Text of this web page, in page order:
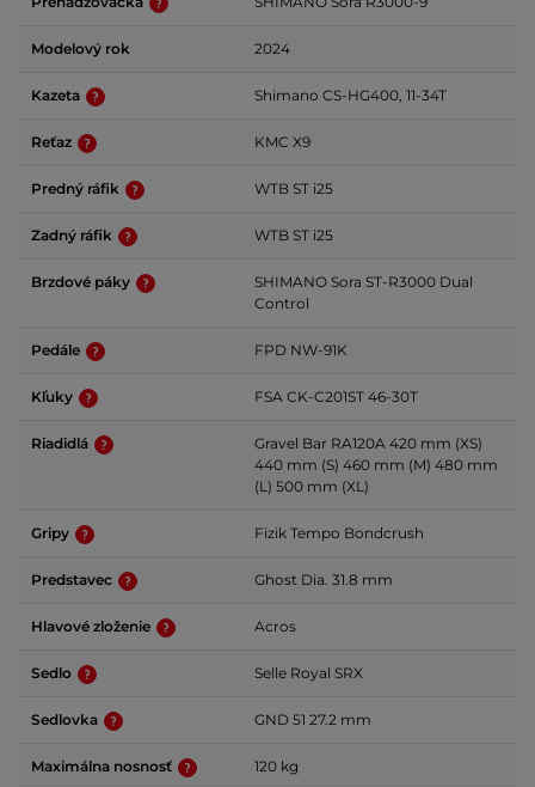
Modelový rok 2024
Kazeta Shimano CS-HG400, 11-34T
Reťaz KMC X9
Predný ráfik WTB ST i25
Zadný ráfik WTB ST i25
Brzdové páky
SHIMANO Sora ST-R3000 Dual
Control
Pedále FPD NW-91K
Kľuky FSA CK-C201ST 46-30T
Riadidlá
Gravel Bar RA120A 420 mm (XS)
440 mm (S) 460 mm (M) 480 mm
(L) 500 mm (XL)
Gripy Fizik Tempo Bondcrush
Predstavec Ghost Dia. 31.8 mm
Hlavové zloženie Acros
Sedlo Selle Royal SRX
Sedlovka GND 51 27.2 mm
Maximálna nosnosť 120 kg